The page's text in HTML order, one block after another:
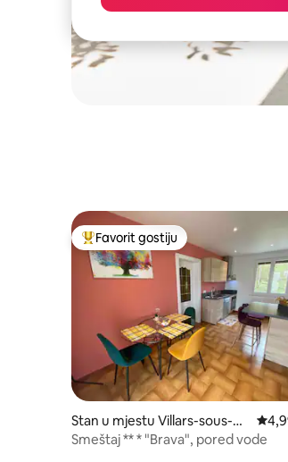
Glavni favorit gostiju
Favorit gostiju
Stan u mjestu Villars-sous-Da
mpjoux
Smeštaj ** * "Brava", pored vode